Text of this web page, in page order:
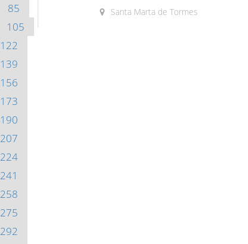
85
105
122
139
156
173
190
207
224
241
258
275
292
Santa Marta de Tormes